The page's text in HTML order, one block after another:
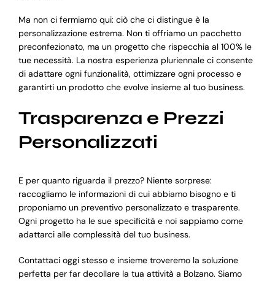
Ma non ci fermiamo qui: ciò che ci distingue è la
personalizzazione estrema. Non ti offriamo un pacchetto
preconfezionato, ma un progetto che rispecchia al 100% le
tue necessità. La nostra esperienza pluriennale ci consente
di adattare ogni funzionalità, ottimizzare ogni processo e
garantirti un prodotto che evolve insieme al tuo business.
Trasparenza e Prezzi
Personalizzati
E per quanto riguarda il prezzo? Niente sorprese:
raccogliamo le informazioni di cui abbiamo bisogno e ti
proponiamo un preventivo personalizzato e trasparente.
Ogni progetto ha le sue specificità e noi sappiamo come
adattarci alle complessità del tuo business.
Contattaci oggi stesso e insieme troveremo la soluzione
perfetta per far decollare la tua attività a Bolzano. Siamo